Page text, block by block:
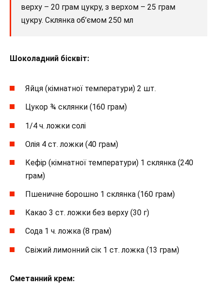
верху – 20 грам цукру, з верхом – 25 грам
цукру. Склянка об’ємом 250 мл
Шоколадний бісквіт:
Яйця (кімнатної температури) 2 шт.
Цукор ¾ склянки (160 грам)
1/4 ч. ложки солі
Олія 4 ст. ложки (40 грам)
Кефір (кімнатної температури) 1 склянка (240
грам)
Пшеничне борошно 1 склянка (160 грам)
Какао 3 ст. ложки без верху (30 г)
Сода 1 ч. ложка (8 грам)
Свіжий лимонний сік 1 ст. ложка (13 грам)
Сметанний крем: